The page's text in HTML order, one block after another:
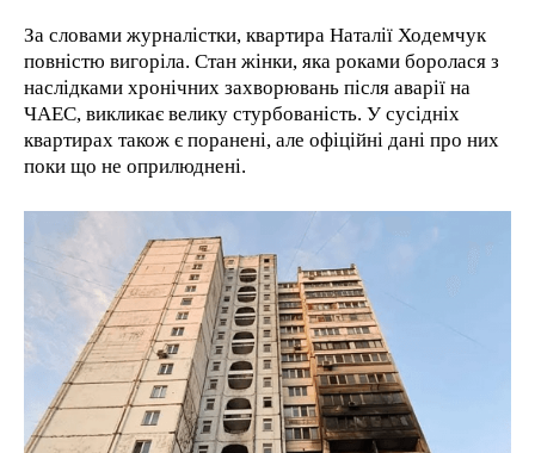
За словами журналістки, квартира Наталії Ходемчук
повністю вигоріла. Стан жінки, яка роками боролася з
наслідками хронічних захворювань після аварії на
ЧАЕС, викликає велику стурбованість. У сусідніх
квартирах також є поранені, але офіційні дані про них
поки що не оприлюднені.